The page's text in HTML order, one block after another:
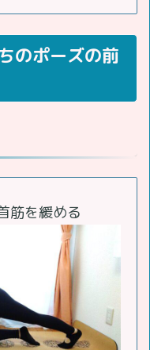
のポーズの前
筋を緩める